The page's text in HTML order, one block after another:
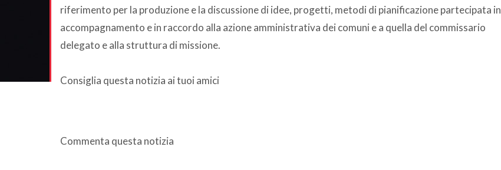
riferimento per la produzione e la discussione di idee, progetti, metodi di pianificazione partecipata in
accompagnamento e in raccordo alla azione amministrativa dei comuni e a quella del commissario
delegato e alla struttura di missione.
Consiglia questa notizia ai tuoi amici
Commenta questa notizia